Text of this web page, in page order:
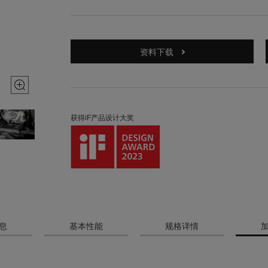
资料下载
获得iF产品设计大奖
基本性能 规格详情